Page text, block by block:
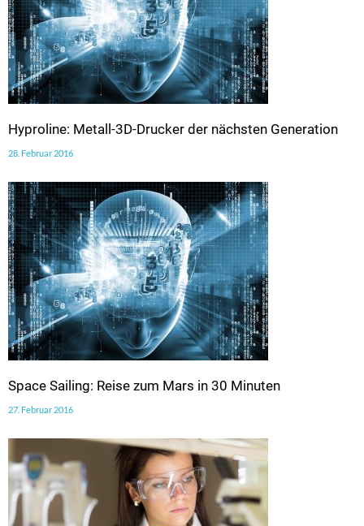
Hyproline: Metall-3D-Drucker der nächsten Generation
28. Februar 2016
Space Sailing: Reise zum Mars in 30 Minuten
27. Februar 2016